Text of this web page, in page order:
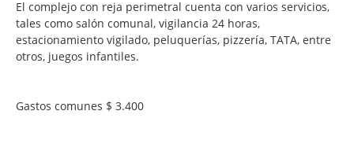
El complejo con reja perimetral cuenta con varios servicios,
tales como salón comunal, vigilancia 24 horas,
estacionamiento vigilado, peluquerías, pizzería, TATA, entre
otros, juegos infantiles.
Gastos comunes $ 3.400